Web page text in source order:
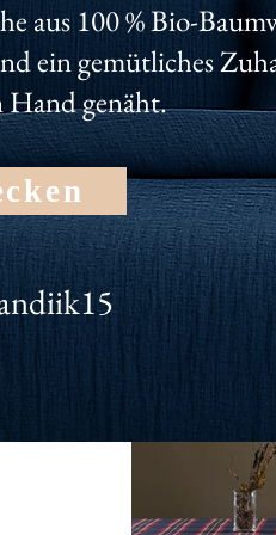
aus 100 % Bio-
ein gemütliches
genäht.
Newsletter und erhalte